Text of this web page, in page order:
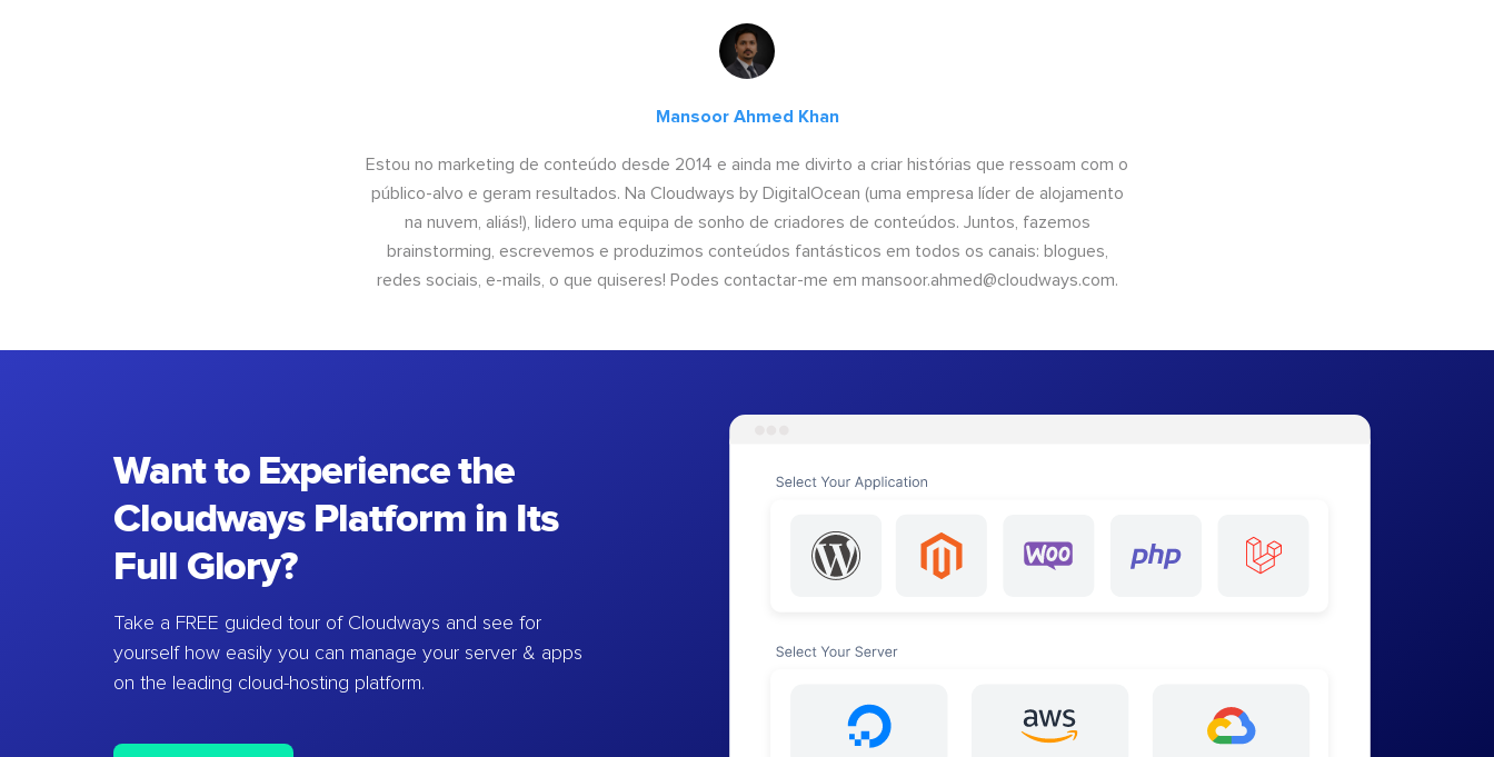
Mansoor Ahmed Khan
Estou no marketing de conteúdo desde 2014 e ainda me divirto a criar histórias que ressoam com o
público-alvo e geram resultados. Na Cloudways by DigitalOcean (uma empresa líder de alojamento
na nuvem, aliás!), lidero uma equipa de sonho de criadores de conteúdos. Juntos, fazemos
brainstorming, escrevemos e produzimos conteúdos fantásticos em todos os canais: blogues,
redes sociais, e-mails, o que quiseres! Podes contactar-me em mansoor.ahmed@cloudways.com.
Want to Experience the
Cloudways Platform in Its
Full Glory?
Take a FREE guided tour of Cloudways and see for
yourself how easily you can manage your server & apps
on the leading cloud-hosting platform.